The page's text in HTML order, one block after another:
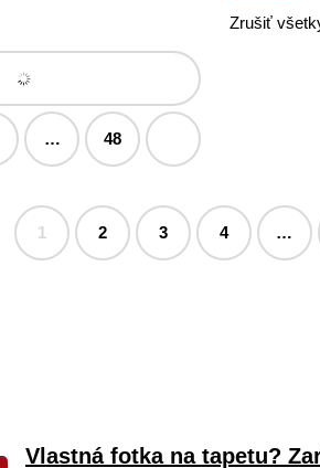
Zrušiť
… 48
1 2 3 4 …
Vlastná fotka na tapetu?